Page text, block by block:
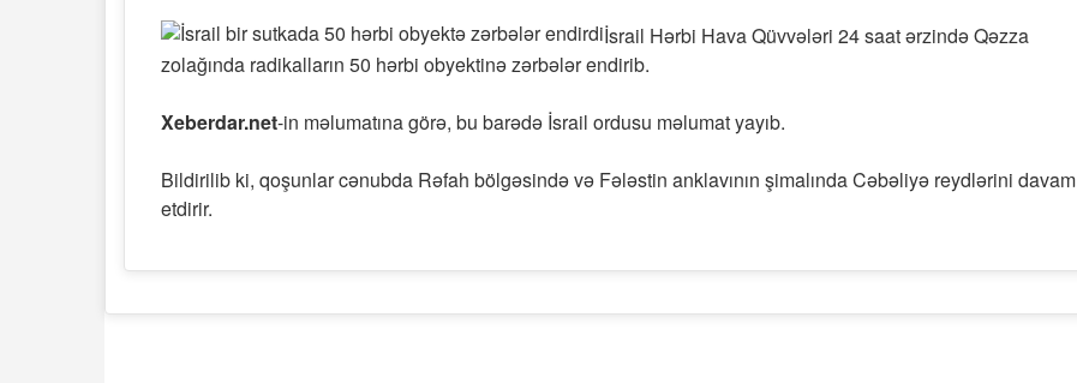
İsrail Hərbi Hava Qüvvələri 24 saat ərzində Qəzza
zolağında radikalların 50 hərbi obyektinə zərbələr endirib.
Xeberdar.net-in məlumatına görə, bu barədə İsrail ordusu məlumat yayıb.
Bildirilib ki, qoşunlar cənubda Rəfah bölgəsində və Fələstin anklavının şimalında Cəbəliyə reydlərini davam
etdirir.